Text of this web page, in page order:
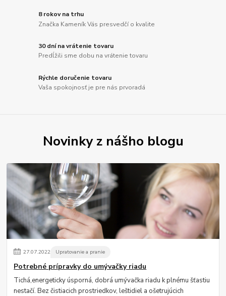
8 rokov na trhu
Značka Kameník Vás presvedčí o kvalite
30 dní na vrátenie tovaru
Predĺžili sme dobu na vrátenie tovaru
Rýchle doručenie tovaru
Vaša spokojnosť je pre nás prvoradá
Novinky z nášho blogu
27.07.2022 Upratovanie a pranie
Potrebné prípravky do umývačky riadu
Tichá,energeticky úsporná, dobrá umývačka riadu k plnému šťastiu
nestačí. Bez čistiacich prostriedkov, leštidiel a ošetrujúcich